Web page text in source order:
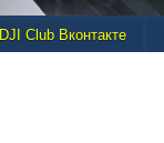
DJI Club Вконтакте